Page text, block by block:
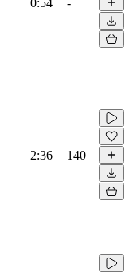
2:36 140